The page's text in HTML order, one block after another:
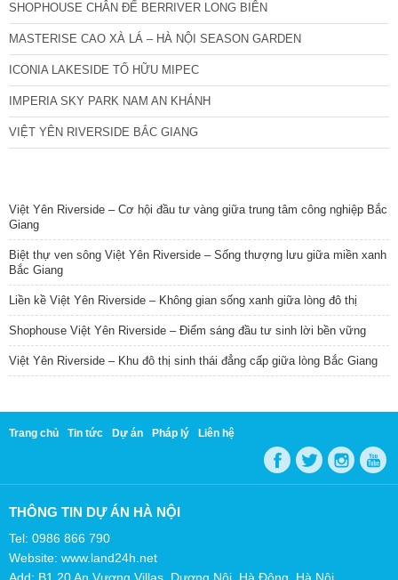
SHOPHOUSE CHÂN ĐẾ BERRIVER LONG BIÊN
MASTERISE CAO XÀ LÁ – HÀ NỘI SEASON GARDEN
ICONIA LAKESIDE TỐ HỮU MIPEC
IMPERIA SKY PARK NAM AN KHÁNH
VIỆT YÊN RIVERSIDE BẮC GIANG
Việt Yên Riverside – Cơ hội đầu tư vàng giữa trung tâm công nghiệp Bắc
Giang
Biệt thự ven sông Việt Yên Riverside – Sống thượng lưu giữa miền xanh
Bắc Giang
Liền kề Việt Yên Riverside – Không gian sống xanh giữa lòng đô thị
Shophouse Việt Yên Riverside – Điểm sáng đầu tư sinh lời bền vững
Việt Yên Riverside – Khu đô thị sinh thái đẳng cấp giữa lòng Bắc Giang
Trang chủ Tin tức Dự án Pháp lý Liên hệ
THÔNG TIN DỰ ÁN HÀ NỘI
Tel: 0986 866 790
Website: www.land24h.net